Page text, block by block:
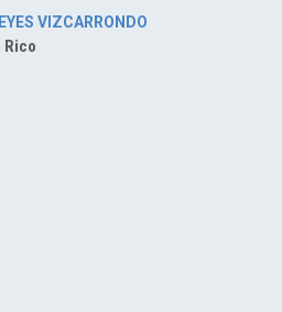
VIZCARRONDO
Rico